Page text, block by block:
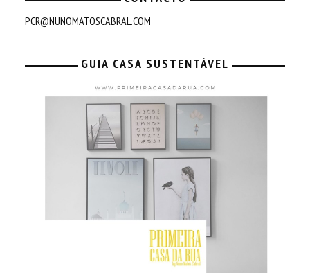
PCR@NUNOMATOSCABRAL.COM
GUIA CASA SUSTENTÁVEL